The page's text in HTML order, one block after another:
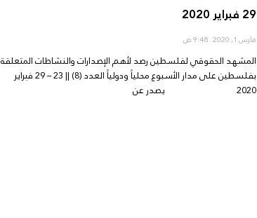
29 فبراير 2020
مارس 1, 2020 9:48 ص
المشهد الحقوقي لفلسطين رصد لأهم الإصدارات والنشاطات المتعلقة
بفلسطين على مدار الأسبوع محلياً ودولياً العدد (8) || 23 – 29 فبراير
2020 يصدر عن